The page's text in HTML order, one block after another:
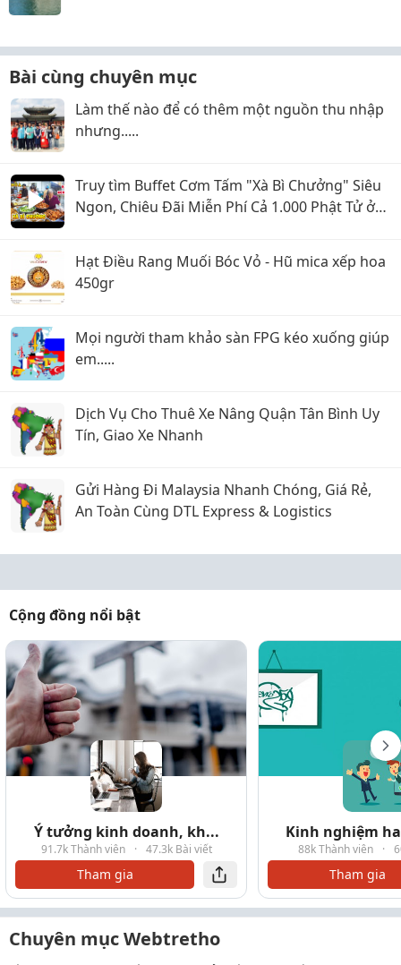
Bài cùng chuyên mục
Làm thế nào để có thêm một nguồn thu nhập
nhưng.....
Truy tìm Buffet Cơm Tấm "Xà Bì Chưởng" Siêu
Ngon, Chiêu Đãi Miễn Phí Cả 1.000 Phật Tử ở
Hạt Điều Rang Muối Bóc Vỏ - Hũ mica xếp hoa
450gr
Mọi người tham khảo sàn FPG kéo xuống giúp
em.....
Dịch Vụ Cho Thuê Xe Nâng Quận Tân Bình Uy
Tín, Giao Xe Nhanh
Gửi Hàng Đi Malaysia Nhanh Chóng, Giá Rẻ,
An Toàn Cùng DTL Express & Logistics
Cộng đồng nổi bật
Ý tưởng kinh doanh, kh...
91.7k Thành viên · 47.3k Bài viết
Tham gia
Kinh nghiệm
88k Thành viên ·
Tham gia
Chuyên mục Webtretho